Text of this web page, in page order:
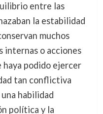
entre las
la estabilidad
muchos
internas o acciones
haya podido ejercer
tan conflictiva
habilidad
política y la